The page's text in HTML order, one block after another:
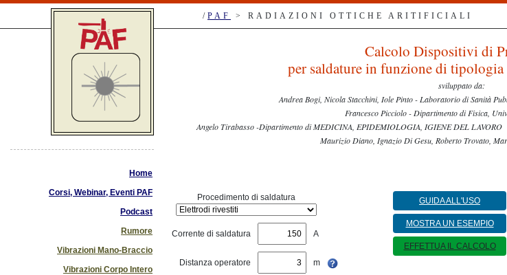
/ PAF > RADIAZIONI OTTICHE ARITIFICIALI
Home
Corsi, Webinar, Eventi PAF
Podcast
Rumore
Vibrazioni Mano-Braccio
Vibrazioni Corpo Intero
Calcolo Dispositivi di
per saldature in funzione di tipologia
sviluppato da:
Andrea Bogi, Nicola Stacchini, Iole Pinto - Laboratorio di Sanità
Francesco Picciolo - Dipartimento di Fisica,
Angelo Tirabasso -Dipartimento di MEDICINA, EPIDEMIOLOGIA, IGIENE DEL
Maurizio Diano, Ignazio Di Gesu, Roberto Trovato,
Procedimento di saldatura
Corrente di saldatura A
Distanza operatore m
GUIDA ALL'USO
MOSTRA UN ESEMPIO
EFFETTUA IL CALCOLO